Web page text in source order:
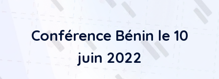
Conférence Bénin le 10
juin 2022